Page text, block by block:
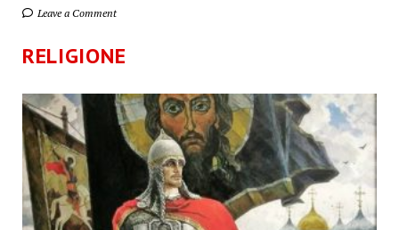
Leave a Comment
RELIGIONE